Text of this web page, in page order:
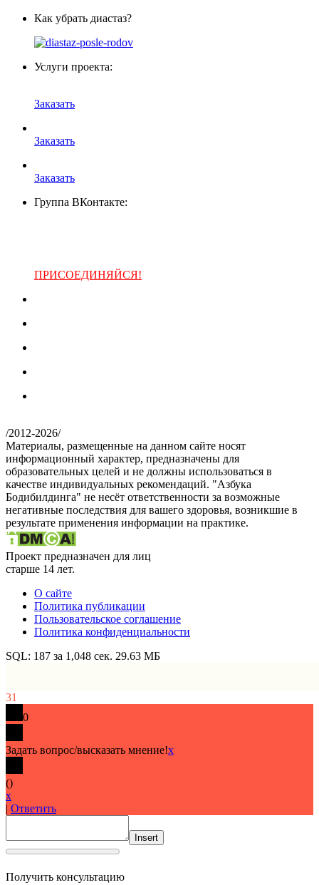
Как убрать диастаз?
Услуги проекта:
Заказать
Заказать
Заказать
Группа ВКонтакте:
ПРИСОЕДИНЯЙСЯ!
/2012-2026/
Материалы, размещенные на данном сайте носят
информационный характер, предназначены для
образовательных целей и не должны использоваться в
качестве индивидуальных рекомендаций. "Азбука
Бодибилдинга" не несёт ответственности за возможные
негативные последствия для вашего здоровья, возникшие в
результате применения информации на практике.
Проект предназначен для лиц
старше 14 лет.
О сайте
Политика публикации
Пользовательское соглашение
Политика конфиденциальности
SQL: 187 за 1,048 сек. 29.63 МБ
31
0
Задать вопрос/высказать мнение!x
()
x
| Ответить
Insert
Получить консультацию